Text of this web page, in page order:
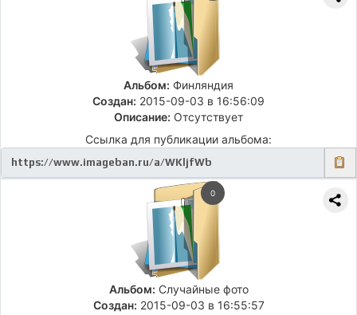
Альбом: Финляндия
Создан: 2015-09-03 в 16:56:09
Описание: Отсутствует
Ссылка для публикации альбома:
0
Альбом: Случайные фото
Создан: 2015-09-03 в 16:55:57